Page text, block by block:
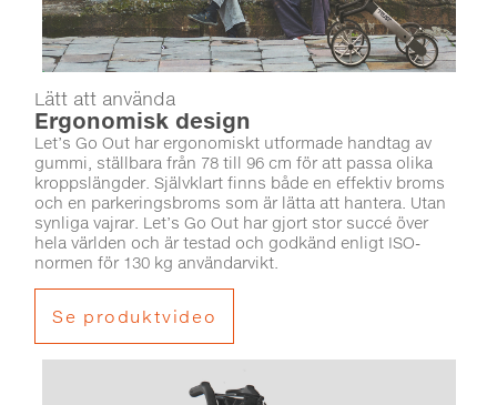
Lätt att använda
Ergonomisk design
Let’s Go Out har ergonomiskt utformade handtag av
gummi, ställbara från 78 till 96 cm för att passa olika
kroppslängder. Självklart finns både en effektiv broms
och en parkeringsbroms som är lätta att hantera. Utan
synliga vajrar. Let’s Go Out har gjort stor succé över
hela världen och är testad och godkänd enligt ISO-
normen för 130 kg användarvikt.
Se produktvideo